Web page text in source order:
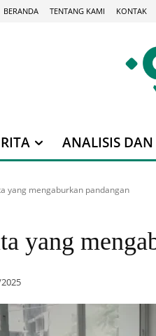
BERANDA TENTANG KAMI KONTAK
ANALISIS
yang mengaburkan pandangan
yang